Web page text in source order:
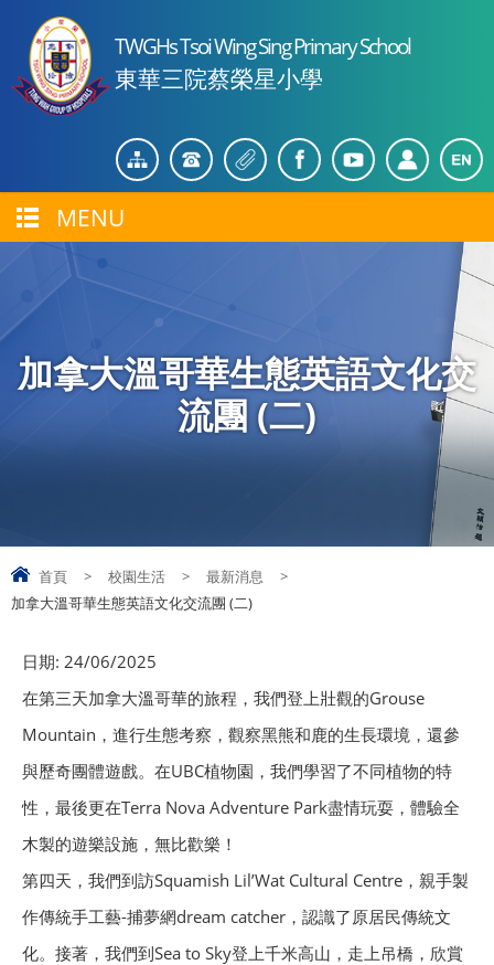
TWGHs Tsoi Wing Sing Primary School
東華三院蔡榮星小學
MENU
加拿大溫哥華生態英語文化交
流團 (二)
首頁 > 校園生活 > 最新消息
>
加拿大溫哥華生態英語文化交流團 (二)
日期: 24/06/2025
在第三天加拿大溫哥華的旅程，我們登上壯觀的Grouse
Mountain，進行生態考察，觀察黑熊和鹿的生長環境，還參
與歷奇團體遊戲。在UBC植物園，我們學習了不同植物的特
性，最後更在Terra Nova Adventure Park盡情玩耍，體驗全
木製的遊樂設施，無比歡樂！
第四天，我們到訪Squamish Lil’Wat Cultural Centre，親手製
作傳統手工藝-捕夢網dream catcher，認識了原居民傳統文
化。接著，我們到Sea to Sky登上千米高山，走上吊橋，欣賞